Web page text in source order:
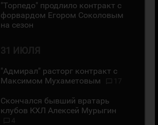
"Торпедо" продлило контракт с
форвардом Егором Соколовым
на сезон
31 ИЮЛЯ
"Адмирал" расторг контракт с
Максимом Мухаметовым
17
Скончался бывший вратарь
клубов КХЛ Алексей Мурыгин
4